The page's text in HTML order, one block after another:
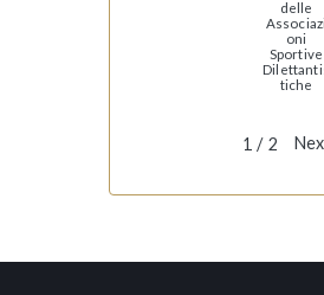
delle
Associazi
oni
Sportive
tiche
1 / 2